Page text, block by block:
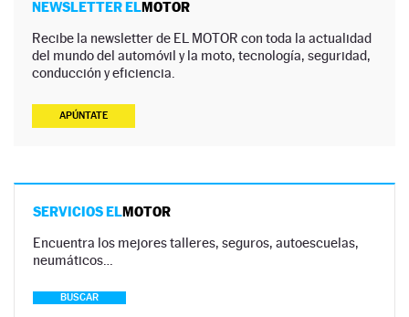
NEWSLETTER ELMOTOR
Recibe la newsletter de EL MOTOR con toda la actualidad
del mundo del automóvil y la moto, tecnología, seguridad,
conducción y eficiencia.
APÚNTATE
SERVICIOS ELMOTOR
Encuentra los mejores talleres, seguros, autoescuelas,
neumáticos…
BUSCAR